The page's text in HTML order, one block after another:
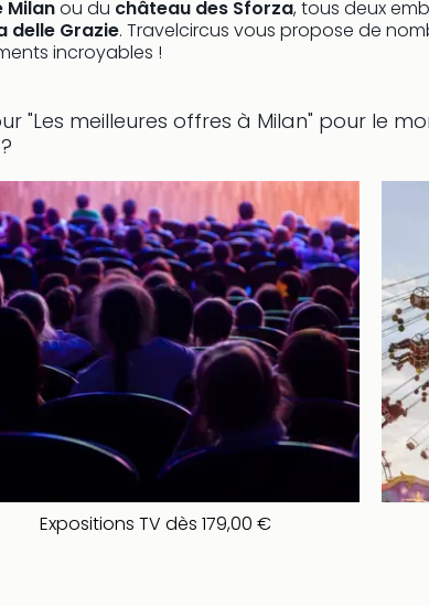
Milanou du château des Sforza, tous deux
delle Grazie. Travelcircus vous propose de
incroyables !
"Les meilleures offres à Milan" pour le
Expositions TV dès 179,00 €